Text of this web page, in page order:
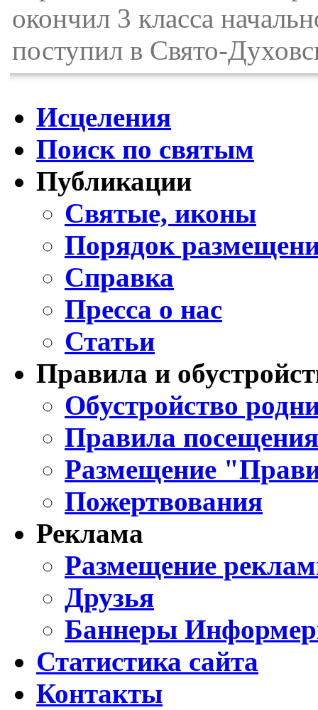
окончил 3 класса
поступил в Свято-
Исцеления
Поиск по святым
Публикации
Святые, иконы
Порядок
Справка
Пресса о нас
Статьи
Правила и
Обустройство
Правила
Размещение
Пожертвования
Реклама
Размещение
Друзья
Баннеры
Статистика сайта
Контакты